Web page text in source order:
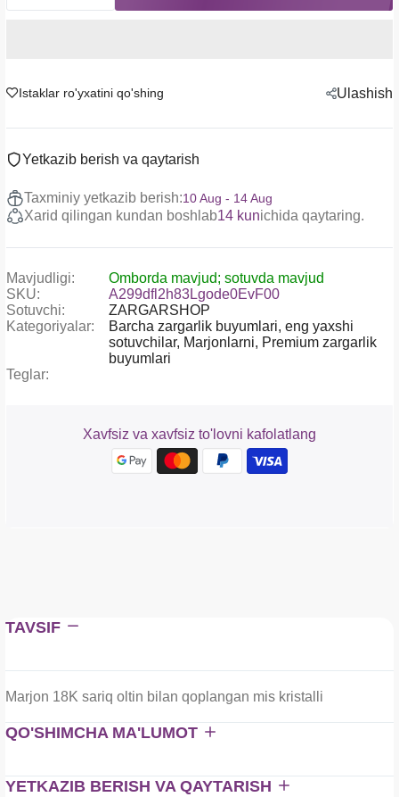
Istaklar ro'yxatini qo'shing Ulashish
Yetkazib berish va qaytarish
Taxminiy yetkazib berish:10 Aug - 14 Aug
Xarid qilingan kundan boshlab14 kunichida qaytaring.
Mavjudligi:
Omborda mavjud; sotuvda mavjud
SKU:
A299dfl2h83Lgode0EvF00
Sotuvchi:
ZARGARSHOP
Kategoriyalar:
Barcha zargarlik buyumlari, eng yaxshi
sotuvchilar, Marjonlarni, Premium zargarlik
buyumlari
Teglar:
Xavfsiz va xavfsiz to'lovni kafolatlang
TAVSIF
Marjon 18K sariq oltin bilan qoplangan mis kristalli
QO'SHIMCHA MA'LUMOT
YETKAZIB BERISH VA QAYTARISH